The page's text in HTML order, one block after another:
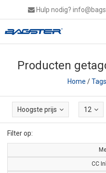
Hulp nodig?
Producten
Home /Tags
Hoogste prijs 12
Filter op:
CC